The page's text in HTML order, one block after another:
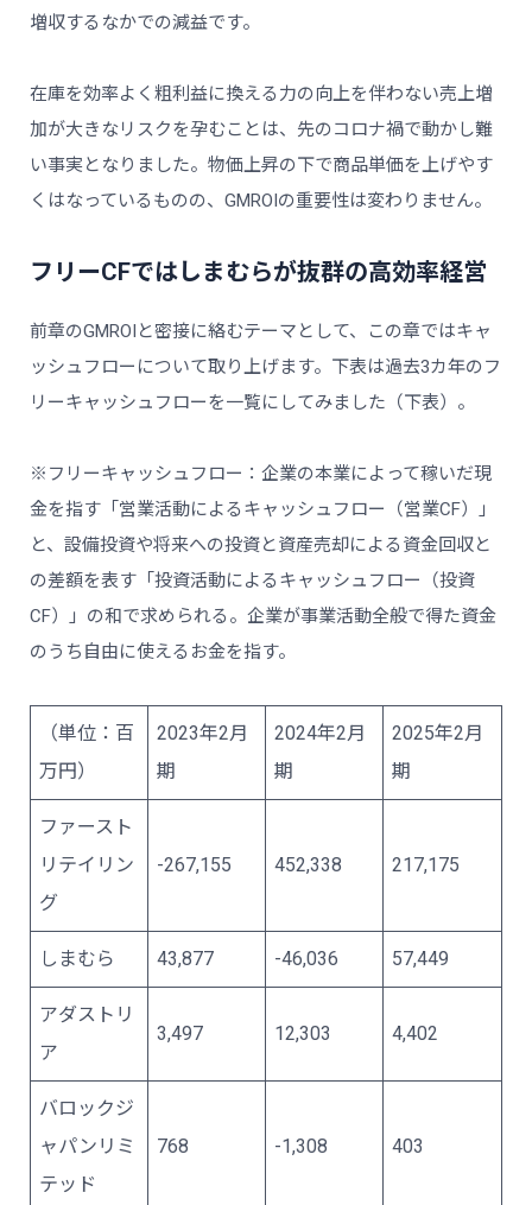
増収するなかでの減益です。
在庫を効率よく粗利益に換える力の向上を伴わない売上増
加が大きなリスクを孕むことは、先のコロナ禍で動かし難
い事実となりました。物価上昇の下で商品単価を上げやす
くはなっているものの、GMROIの重要性は変わりません。
フリーCFではしまむらが抜群の高効率経営
前章のGMROIと密接に絡むテーマとして、この章ではキャ
ッシュフローについて取り上げます。下表は過去3カ年のフ
リーキャッシュフローを一覧にしてみました（下表）。
※フリーキャッシュフロー：企業の本業によって稼いだ現
金を指す「営業活動によるキャッシュフロー（営業CF）」
と、設備投資や将来への投資と資産売却による資金回収と
の差額を表す「投資活動によるキャッシュフロー（投資
CF）」の和で求められる。企業が事業活動全般で得た資金
のうち自由に使えるお金を指す。
（単位：百
万円）
2023年2月
期
2024年2月
期
2025年2月
期
ファースト
リテイリン
グ
-267,155 452,338 217,175
しまむら 43,877 -46,036 57,449
アダストリ
ア
3,497 12,303 4,402
バロックジ
ャパンリミ
テッド
768 -1,308 403